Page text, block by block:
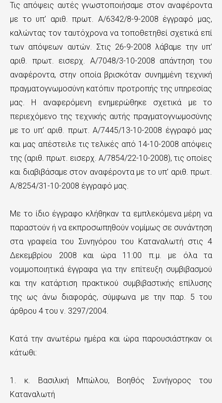
Τις απόψεις αυτές γνωστοποιήσαμε στον αναφέροντα
με το υπ’ αριθ. πρωτ. Α/6342/8-9-2008 έγγραφό μας,
καλώντας τον ταυτόχρονα να τοποθετηθεί σχετικά επί
των απόψεων αυτών. Στις 26-9-2008 λάβαμε την υπ’
αριθ. πρωτ. εισερχ. Α/7048/3-10-2008 απάντηση του
αναφέροντα, στην οποία βρισκόταν συνημμένη τεχνική
πραγματογνωμοσύνη κατόπιν προτροπής της υπηρεσίας
μας. Η αναφερόμενη ενημερώθηκε σχετικά με το
περιεχόμενο της τεχνικής αυτής πραγματογνωμοσύνης
με το υπ’ αριθ. πρωτ. Α/7445/13-10-2008 έγγραφό μας
και μας απέστειλε τις τελικές από 14-10-2008 απόψεις
της (αριθ. πρωτ. εισερχ. Α/7854/22-10-2008), τις οποίες
και διαβιβάσαμε στον αναφέροντα με το υπ’ αριθ. πρωτ.
Α/8254/31-10-2008 έγγραφό μας.
Με το ίδιο έγγραφο κλήθηκαν τα εμπλεκόμενα μέρη να
παραστούν ή να εκπροσωπηθούν νομίμως σε συνάντηση
στα γραφεία του Συνηγόρου του Καταναλωτή στις 4
Δεκεμβρίου 2008 και ώρα 11:00 π.μ. με όλα τα
νομιμοποιητικά έγγραφα για την επίτευξη συμβιβασμού
και την κατάρτιση πρακτικού συμβιβαστικής επίλυσης
της ως άνω διαφοράς, σύμφωνα με την παρ. 5 του
άρθρου 4 του ν. 3297/2004.
Κατά την ανωτέρω ημέρα και ώρα παρουσιάστηκαν οι
κάτωθι:
1. κ. Βασιλική Μπώλου, Βοηθός Συνήγορος του
Καταναλωτή